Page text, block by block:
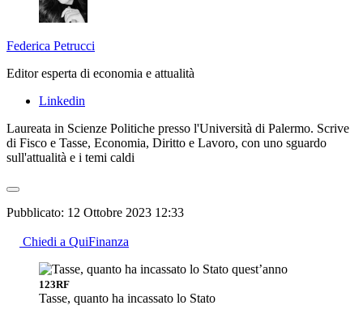
Federica Petrucci
Editor esperta di economia e attualità
Linkedin
Laureata in Scienze Politiche presso l'Università di Palermo. Scrive
di Fisco e Tasse, Economia, Diritto e Lavoro, con uno sguardo
sull'attualità e i temi caldi
Pubblicato: 12 Ottobre 2023 12:33
Chiedi a QuiFinanza
123RF
Tasse, quanto ha incassato lo Stato